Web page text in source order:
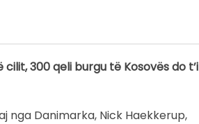
300 qeli burgu të Kosovës do t’i
nga Danimarka, Nick Haekkerup,